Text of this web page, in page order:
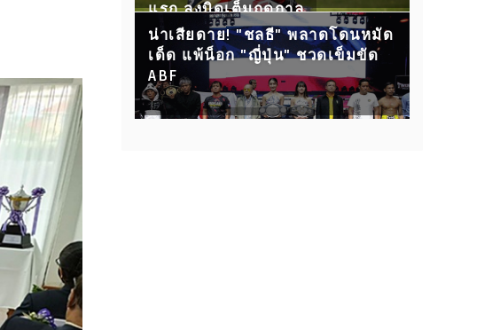
แรก ลงบิดเต็มฤดูกาล
น่าเสียดาย! "ชลธี" พลาดโดนหมัด
เด็ด แพ้น็อก "ญี่ปุ่น" ชวดเข็มขัด
ABF